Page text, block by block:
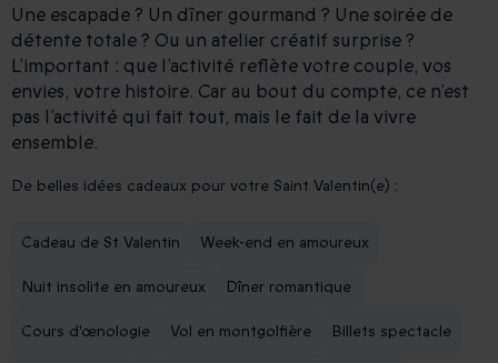
Une escapade ? Un dîner gourmand ? Une soirée de
détente totale ? Ou un atelier créatif surprise ?
L’important : que l’activité reflète votre couple, vos
envies, votre histoire. Car au bout du compte, ce n’est
pas l’activité qui fait tout, mais le fait de la vivre
ensemble.
De belles idées cadeaux pour votre Saint Valentin(e) :
Cadeau de St Valentin Week-end en amoureux
Nuit insolite en amoureux Dîner romantique
Cours d'œnologie Vol en montgolfière Billets spectacle